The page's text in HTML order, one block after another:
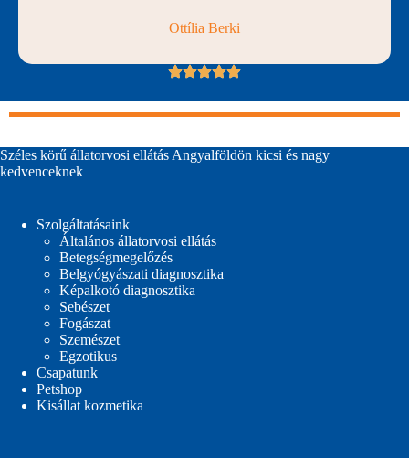
Ottília Berki
Széles körű állatorvosi ellátás Angyalföldön kicsi és nagy
kedvenceknek
Szolgáltatásaink
Általános állatorvosi ellátás
Betegségmegelőzés
Belgyógyászati diagnosztika
Képalkotó diagnosztika
Sebészet
Fogászat
Szemészet
Egzotikus
Csapatunk
Petshop
Kisállat kozmetika